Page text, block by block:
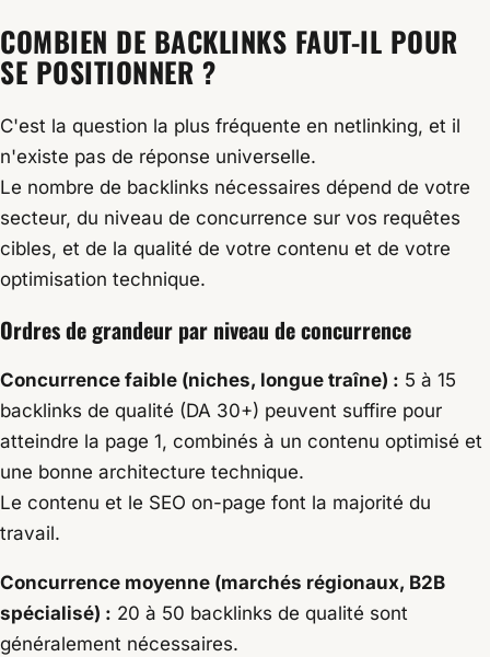
COMBIEN DE BACKLINKS FAUT-IL POUR
SE POSITIONNER ?
C'est la question la plus fréquente en netlinking, et il
n'existe pas de réponse universelle.
Le nombre de backlinks nécessaires dépend de votre
secteur, du niveau de concurrence sur vos requêtes
cibles, et de la qualité de votre contenu et de votre
optimisation technique.
Ordres de grandeur par niveau de concurrence
Concurrence faible (niches, longue traîne) : 5 à 15
backlinks de qualité (DA 30+) peuvent suffire pour
atteindre la page 1, combinés à un contenu optimisé et
une bonne architecture technique.
Le contenu et le SEO on-page font la majorité du
travail.
Concurrence moyenne (marchés régionaux, B2B
spécialisé) : 20 à 50 backlinks de qualité sont
généralement nécessaires.